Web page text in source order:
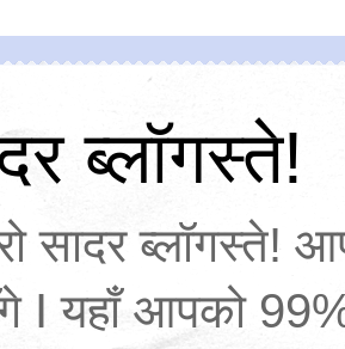
ब्लॉगस्ते!
सादर ब्लॉगस्ते!
I यहाँ आपको